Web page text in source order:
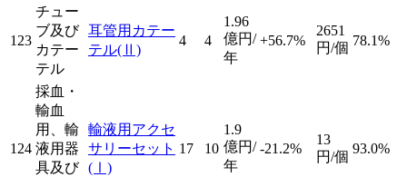
123
チュー
ブ及び
カテー
テル
耳管用カテー
テル(Ⅱ)
4 4
1.96
億円/
年
+56.7%
2651
円/個 78.1%
124
採血・
輸血
用、輸
液用器
具及び
輸液用アクセ
サリーセット
(Ⅰ)
17 10
1.9
億円/
年
-21.2%
13
円/個
93.0%